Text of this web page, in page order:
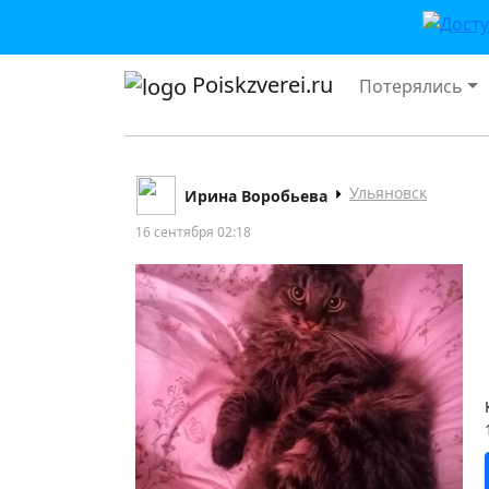
Poiskzverei.ru Потерялись
Ирина Воробьева Ульяновск
16 сентября 02:18